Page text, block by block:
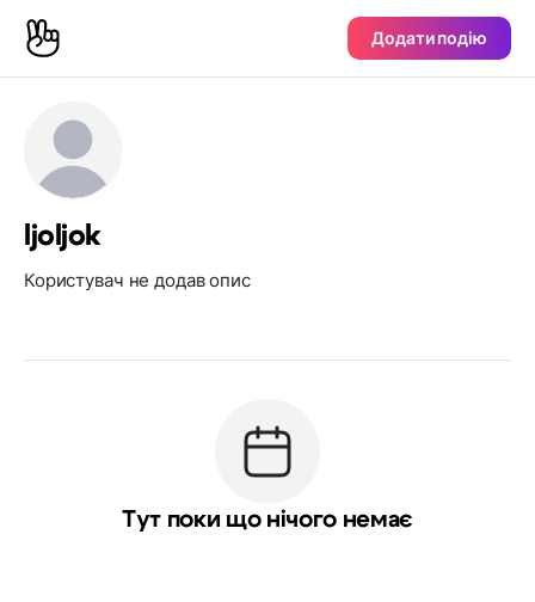
Додати подію
ljoljok
Користувач не додав опис
Тут поки що нічого немає